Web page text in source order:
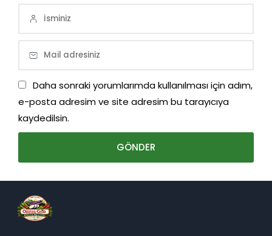
Daha sonraki yorumlarımda kullanılması için adım,
e-posta adresim ve site adresim bu tarayıcıya
kaydedilsin.